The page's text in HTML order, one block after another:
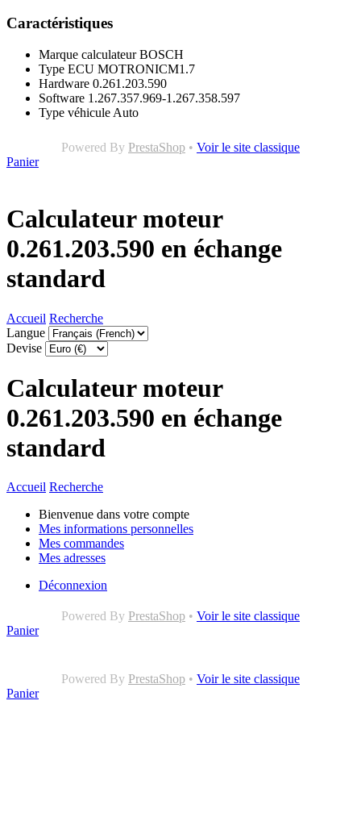
Caractéristiques
Marque calculateur BOSCH
Type ECU MOTRONICM1.7
Hardware 0.261.203.590
Software 1.267.357.969-1.267.358.597
Type véhicule Auto
Powered By PrestaShop • Voir le site classique
Panier
Calculateur moteur
0.261.203.590 en échange
standard
Accueil Recherche
Langue
Devise
Calculateur moteur
0.261.203.590 en échange
standard
Accueil Recherche
Bienvenue dans votre compte
Mes informations personnelles
Mes commandes
Mes adresses
Déconnexion
Powered By PrestaShop • Voir le site classique
Panier
Powered By PrestaShop • Voir le site classique
Panier